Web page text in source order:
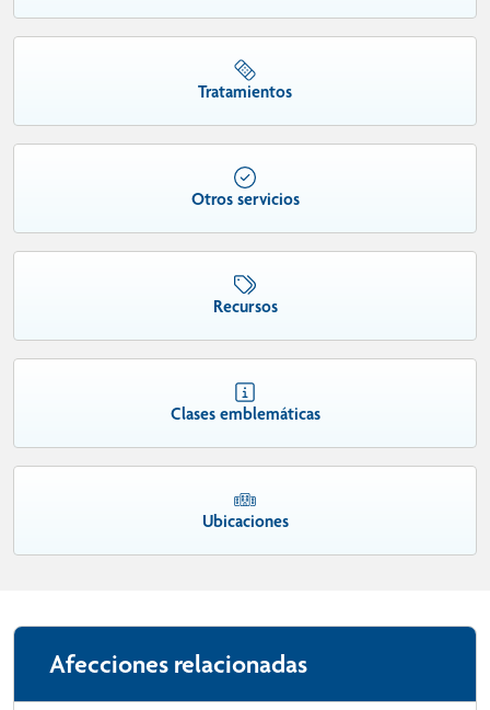
Tratamientos
Otros servicios
Recursos
Clases emblemáticas
Ubicaciones
Afecciones relacionadas